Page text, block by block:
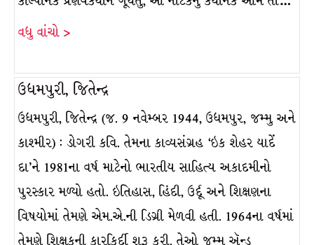
વધુ વાંચો >
ઉધમપુરી, જિતેન્દ્ર
ઉધમપુરી, જિતેન્દ્ર (જ. 9 નવેમ્બર 1944, ઉધમપુર, જમ્મુ અને
કાશ્મીર) : ડોગરી કવિ. તેમના કાવ્યસંગ્રહ ‘ઇક શેહર યાદેં
દા’ને 1981ના વર્ષ માટેનો ભારતીય સાહિત્ય અકાદમીનો
પુરસ્કાર મળ્યો હતો. ઇતિહાસ, હિંદી, ઉર્દૂ અને શિક્ષણના
વિષયોમાં તેમણે એમ.એ.ની ડિગ્રી મેળવી હતી. 1964ના વર્ષમાં
તેમણે શિક્ષકની કારકિર્દી શરૂ કરી. તેઓ જમ્મુ ઍન્ડ